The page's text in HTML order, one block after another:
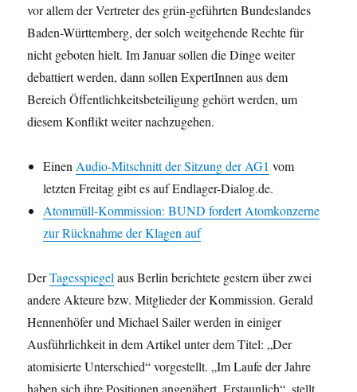
vor allem der Vertreter des grün-geführten Bundeslandes
Baden-Württemberg, der solch weitgehende Rechte für
nicht geboten hielt. Im Januar sollen die Dinge weiter
debattiert werden, dann sollen ExpertInnen aus dem
Bereich Öffentlichkeitsbeteiligung gehört werden, um
diesem Konflikt weiter nachzugehen.
Einen Audio-Mitschnitt der Sitzung der AG1 vom
letzten Freitag gibt es auf Endlager-Dialog.de.
Atommüll-Kommission: BUND fordert Atomkonzerne
zur Rücknahme der Klagen auf
DerTagesspiegel aus Berlin berichtete gestern über zwei
andere Akteure bzw. Mitglieder der Kommission. Gerald
Hennenhöfer und Michael Sailer werden in einiger
Ausführlichkeit in dem Artikel unter dem Titel: „Der
atomisierte Unterschied“ vorgestellt. „Im Laufe der Jahre
haben sich ihre Positionen angenähert. Erstaunlich“, stellt